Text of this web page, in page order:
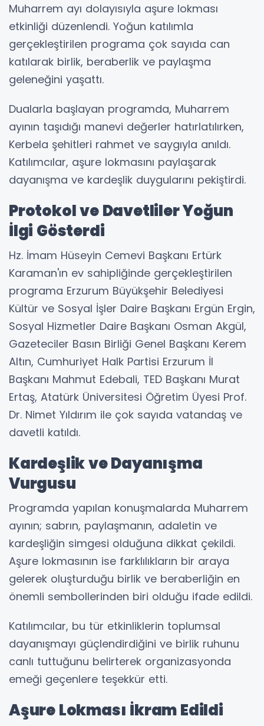
Muharrem ayı dolayısıyla aşure lokması
etkinliği düzenlendi. Yoğun katılımla
gerçekleştirilen programa çok sayıda can
katılarak birlik, beraberlik ve paylaşma
geleneğini yaşattı.
Dualarla başlayan programda, Muharrem
ayının taşıdığı manevi değerler hatırlatılırken,
Kerbela şehitleri rahmet ve saygıyla anıldı.
Katılımcılar, aşure lokmasını paylaşarak
dayanışma ve kardeşlik duygularını pekiştirdi.
Protokol ve Davetliler Yoğun
İlgi Gösterdi
Hz. İmam Hüseyin Cemevi Başkanı Ertürk
Karaman'ın ev sahipliğinde gerçekleştirilen
programa Erzurum Büyükşehir Belediyesi
Kültür ve Sosyal İşler Daire Başkanı Ergün Ergin,
Sosyal Hizmetler Daire Başkanı Osman Akgül,
Gazeteciler Basın Birliği Genel Başkanı Kerem
Altın, Cumhuriyet Halk Partisi Erzurum İl
Başkanı Mahmut Edebali, TED Başkanı Murat
Ertaş, Atatürk Üniversitesi Öğretim Üyesi Prof.
Dr. Nimet Yıldırım ile çok sayıda vatandaş ve
davetli katıldı.
Kardeşlik ve Dayanışma
Vurgusu
Programda yapılan konuşmalarda Muharrem
ayının; sabrın, paylaşmanın, adaletin ve
kardeşliğin simgesi olduğuna dikkat çekildi.
Aşure lokmasının ise farklılıkların bir araya
gelerek oluşturduğu birlik ve beraberliğin en
önemli sembollerinden biri olduğu ifade edildi.
Katılımcılar, bu tür etkinliklerin toplumsal
dayanışmayı güçlendirdiğini ve birlik ruhunu
canlı tuttuğunu belirterek organizasyonda
emeği geçenlere teşekkür etti.
Aşure Lokması İkram Edildi